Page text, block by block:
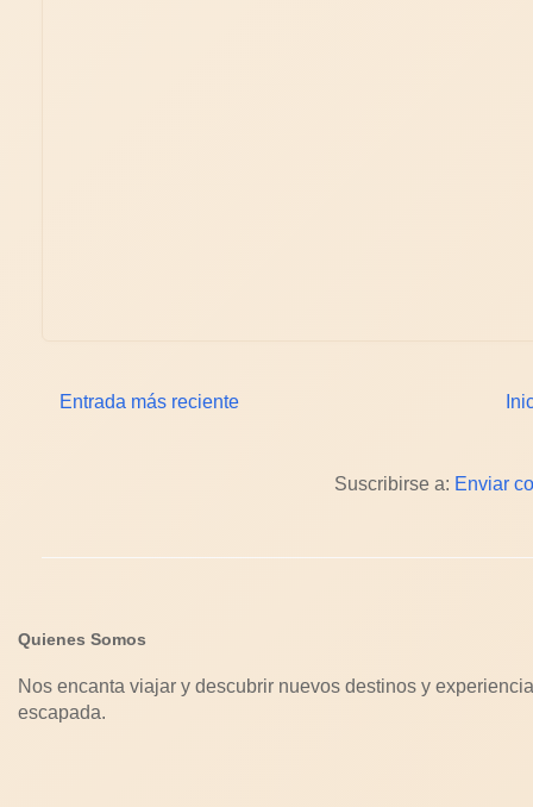
Entrada más reciente
Suscribirse a: Enviar
Quienes Somos
Nos encanta viajar y descubrir nuevos destinos y
escapada.